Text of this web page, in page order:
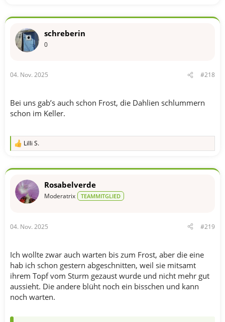
schreberin
0
04. Nov. 2025 #218
Bei uns gab’s auch schon Frost, die Dahlien schlummern
schon im Keller.
R
k
o
:
Lilli S.
Rosabelverde
Moderatrix TEAMMITGLIED
04. Nov. 2025 #219
Ich wollte zwar auch warten bis zum Frost, aber die eine
hab ich schon gestern abgeschnitten, weil sie mitsamt
ihrem Topf vom Sturm gezaust wurde und nicht mehr gut
aussieht. Die andere blüht noch ein bisschen und kann
noch warten.